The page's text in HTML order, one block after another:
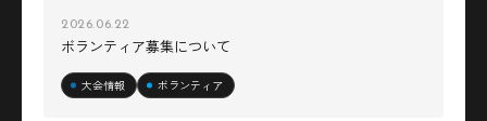
2026.06.22
ボランティア募集について
大会情報 ボランティア